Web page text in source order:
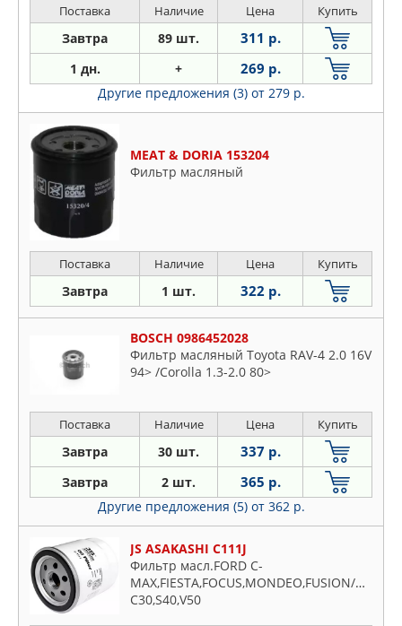
Поставка Наличие Цена Купить
Завтра 89 шт. 311 р.
1 дн. + 269 р.
Другие предложения (3) от 279 р.
MEAT & DORIA 153204
Фильтр масляный
Поставка Наличие Цена Купить
Завтра 1 шт. 322 р.
BOSCH 0986452028
Фильтр масляный Toyota RAV-4 2.0 16V
94> /Corolla 1.3-2.0 80>
Поставка Наличие Цена Купить
Завтра 30 шт. 337 р.
Завтра 2 шт. 365 р.
Другие предложения (5) от 362 р.
JS ASAKASHI C111J
Фильтр масл.FORD C-
MAX,FIESTA,FOCUS,MONDEO,FUSION/
C30,S40,V50